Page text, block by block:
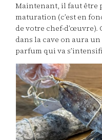
Maintenant, il faut être
maturation (c’est en
de votre chef-
dans la cave on aura
parfum qui va